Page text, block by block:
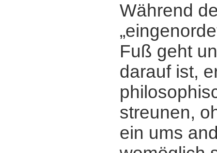
Während
Fuß geht
darauf ist,
streunen,
ein ums